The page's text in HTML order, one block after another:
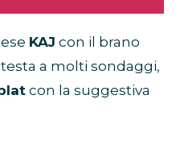
KAJ con il brano
testa a molti sondaggi,
con la suggestiva